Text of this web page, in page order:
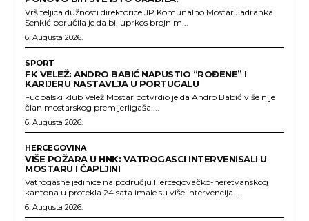
Vršiteljica dužnosti direktorice JP Komunalno Mostar Jadranka
Senkić poručila je da bi, uprkos brojnim...
6. Augusta 2026.
SPORT
FK VELEŽ: ANDRO BABIĆ NAPUSTIO “ROĐENE” I
KARIJERU NASTAVLJA U PORTUGALU
Fudbalski klub Velež Mostar potvrdio je da Andro Babić više nije
član mostarskog premijerligaša....
6. Augusta 2026.
HERCEGOVINA
VIŠE POŽARA U HNK: VATROGASCI INTERVENISALI U
MOSTARU I ČAPLJINI
Vatrogasne jedinice na području Hercegovačko-neretvanskog
kantona u protekla 24 sata imale su više intervencija...
6. Augusta 2026.